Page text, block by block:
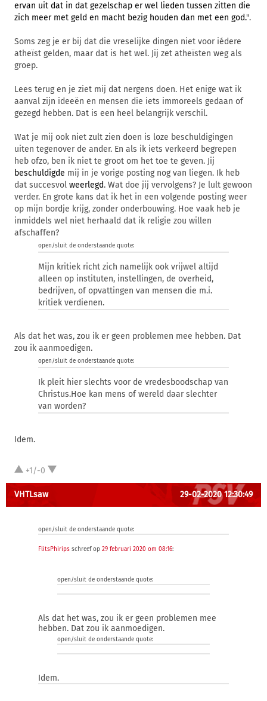
ervan uit dat in dat gezelschap er wel lieden tussen zitten die
zich meer met geld en macht bezig houden dan met een god.".
Soms zeg je er bij dat die vreselijke dingen niet voor iédere
atheïst gelden, maar dat is het wel. Jij zet atheïsten weg als
groep.
Lees terug en je ziet mij dat nergens doen. Het enige wat ik
aanval zijn ideeën en mensen die iets immoreels gedaan of
gezegd hebben. Dat is een heel belangrijk verschil.
Wat je mij ook niet zult zien doen is loze beschuldigingen
uiten tegenover de ander. En als ik iets verkeerd begrepen
heb ofzo, ben ik niet te groot om het toe te geven. Jij
beschuldigde mij in je vorige posting nog van liegen. Ik heb
dat succesvol weerlegd. Wat doe jij vervolgens? Je lult gewoon
verder. En grote kans dat ik het in een volgende posting weer
op mijn bordje krijg, zonder onderbouwing. Hoe vaak heb je
inmiddels wel niet herhaald dat ik religie zou willen
afschaffen?
open/sluit de onderstaande quote:
Mijn kritiek richt zich namelijk ook vrijwel altijd
alleen op instituten, instellingen, de overheid,
bedrijven, of opvattingen van mensen die m.i.
kritiek verdienen.
Als dat het was, zou ik er geen problemen mee hebben. Dat
zou ik aanmoedigen.
open/sluit de onderstaande quote:
Ik pleit hier slechts voor de vredesboodschap van
Christus.Hoe kan mens of wereld daar slechter
van worden?
Idem.
+1/-0
VHTLsaw 29-02-2020 12:30:49
open/sluit de onderstaande quote:
FlitsPhirips schreef op 29 februari 2020 om 08:16:
open/sluit de onderstaande quote:
Als dat het was, zou ik er geen problemen mee
hebben. Dat zou ik aanmoedigen.
open/sluit de onderstaande quote:
Idem.